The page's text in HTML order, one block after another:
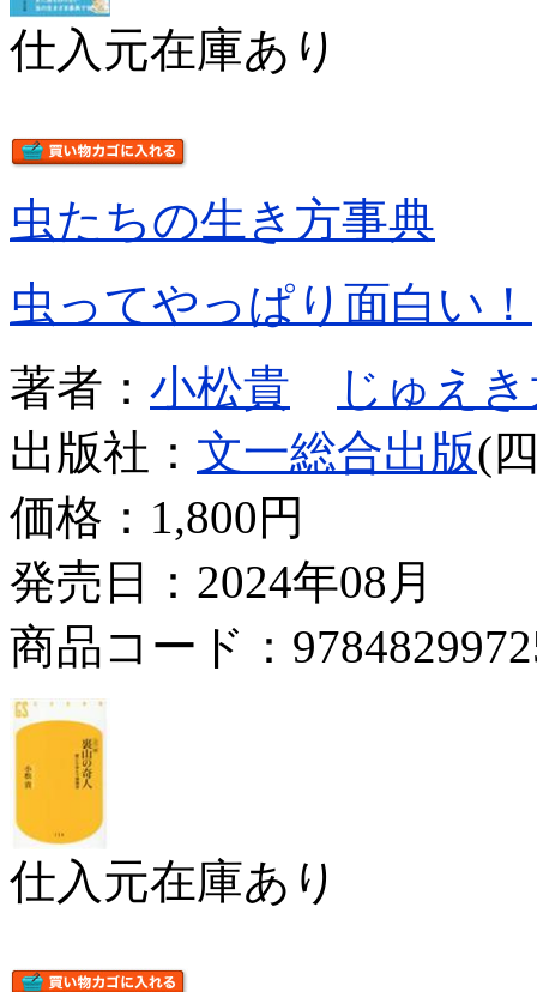
仕入元在庫あり
虫たちの生き方事典
虫ってやっぱり面白い！
著者： 小松貴
じゅえ
出版社： 文一総合出版(
価格： 1,800円
発売日：2024年08月
商品コード：
仕入元在庫あり